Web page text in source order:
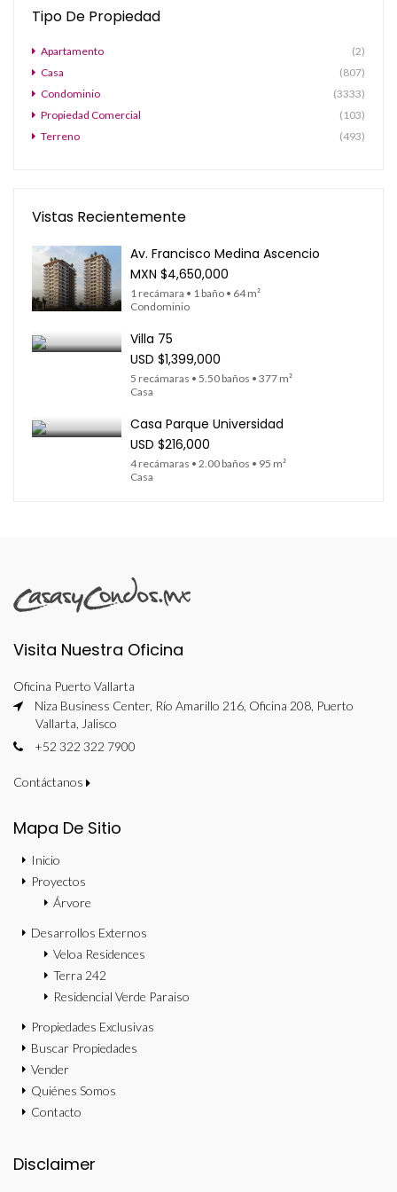
Tipo De Propiedad
Apartamento
(2)
Casa
(807)
Condominio
(3333)
Propiedad Comercial
(103)
Terreno
(493)
Vistas Recientemente
Av. Francisco Medina Ascencio
MXN $4,650,000
1 recámara • 1 baño • 64 m²
Condominio
Villa 75
USD $1,399,000
5 recámaras • 5.50 baños • 377 m²
Casa
Casa Parque Universidad
USD $216,000
4 recámaras • 2.00 baños • 95 m²
Casa
Visita Nuestra Oficina
Oficina Puerto Vallarta
Niza Business Center, Río Amarillo 216, Oficina 208, Puerto
Vallarta, Jalisco
+52 322 322 7900
Contáctanos
Mapa De Sitio
Inicio
Proyectos
Árvore
Desarrollos Externos
Veloa Residences
Terra 242
Residencial Verde Paraiso
Propiedades Exclusivas
Buscar Propiedades
Vender
Quiénes Somos
Contacto
Disclaimer